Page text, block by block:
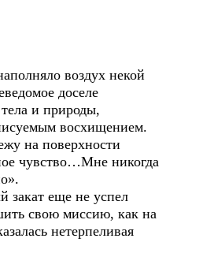
воздух некой
доселе
и природы,
восхищением.
на поверхности
чувство…Мне никогда
закат еще не успел
свою миссию, как на
нетерпеливая